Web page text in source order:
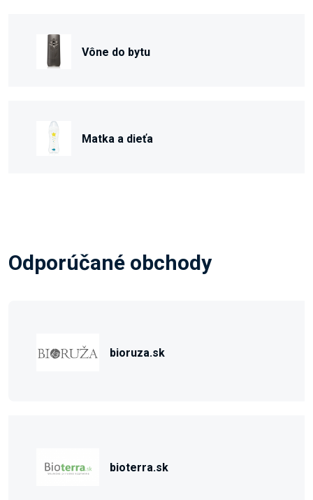
Vône do bytu
Matka a dieťa
Odporúčané obchody
bioruza.sk
bioterra.sk